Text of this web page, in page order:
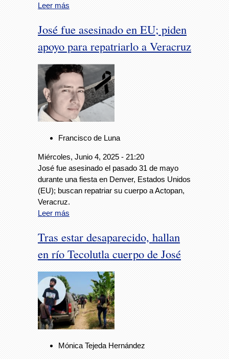
Leer más
José fue asesinado en EU; piden
apoyo para repatriarlo a Veracruz
Francisco de Luna
Miércoles, Junio 4, 2025 - 21:20
José fue asesinado el pasado 31 de mayo
durante una fiesta en Denver, Estados Unidos
(EU); buscan repatriar su cuerpo a Actopan,
Veracruz.
Leer más
Tras estar desaparecido, hallan
en río Tecolutla cuerpo de José
Mónica Tejeda Hernández